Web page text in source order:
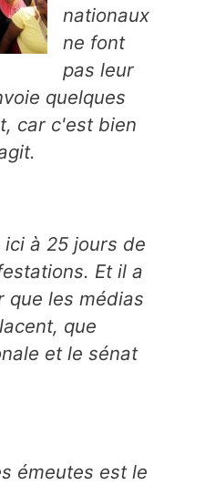
nationaux
ne font
pas leur
quelques
car c'est bien
à 25 jours de
Et il a
que les médias
que
et le sénat
émeutes est le